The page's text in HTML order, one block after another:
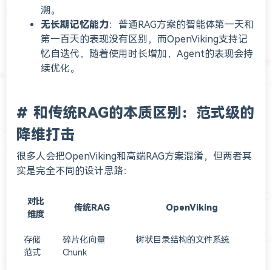
溯。
无长期记忆能力：普通RAG方案的智能体第一天和
第一百天的表现没有区别，而OpenViking支持记
忆自迭代，随着使用时长增加，Agent的表现会持
续优化。
和传统RAG的本质区别：范式级的
降维打击
很多人会把OpenViking和高端RAG方案混淆，但两者其
实是完全不同的设计思路：
对比
维度
传统RAG OpenViking
存储
范式
碎片化向量
Chunk
树状目录结构的文件系统